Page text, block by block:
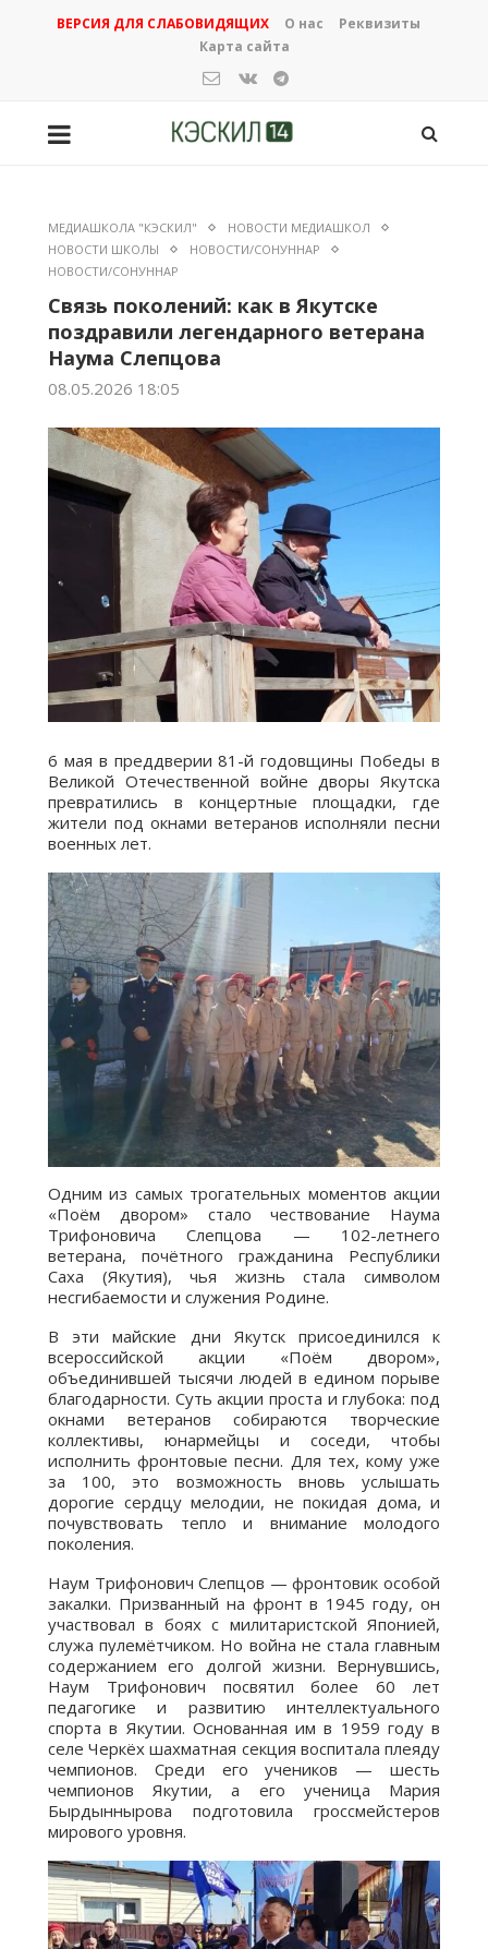
ВЕРСИЯ ДЛЯ СЛАБОВИДЯЩИХ О нас
Реквизиты
Карта сайта
МЕДИАШКОЛА "КЭСКИЛ"
НОВОСТИ МЕДИАШКОЛ
НОВОСТИ ШКОЛЫ
НОВОСТИ/СОНУННАР
НОВОСТИ/СОНУННАР
Связь поколений: как в Якутске
поздравили легендарного ветерана
Наума Слепцова
08.05.2026 18:05
6 мая в преддверии 81-й годовщины Победы в
Великой Отечественной войне дворы Якутска
превратились в концертные площадки, где
жители под окнами ветеранов исполняли песни
военных лет.
Одним из самых трогательных моментов акции
«Поём двором» стало чествование Наума
Трифоновича Слепцова — 102-летнего
ветерана, почётного гражданина Республики
Саха (Якутия), чья жизнь стала символом
несгибаемости и служения Родине.
В эти майские дни Якутск присоединился к
всероссийской акции «Поём двором»,
объединившей тысячи людей в едином порыве
благодарности. Суть акции проста и глубока: под
окнами ветеранов собираются творческие
коллективы, юнармейцы и соседи, чтобы
исполнить фронтовые песни. Для тех, кому уже
за 100, это возможность вновь услышать
дорогие сердцу мелодии, не покидая дома, и
почувствовать тепло и внимание молодого
поколения.
Наум Трифонович Слепцов — фронтовик особой
закалки. Призванный на фронт в 1945 году, он
участвовал в боях с милитаристской Японией,
служа пулемётчиком. Но война не стала главным
содержанием его долгой жизни. Вернувшись,
Наум Трифонович посвятил более 60 лет
педагогике и развитию интеллектуального
спорта в Якутии. Основанная им в 1959 году в
селе Черкёх шахматная секция воспитала плеяду
чемпионов. Среди его учеников — шесть
чемпионов Якутии, а его ученица Мария
Бырдыннырова подготовила гроссмейстеров
мирового уровня.